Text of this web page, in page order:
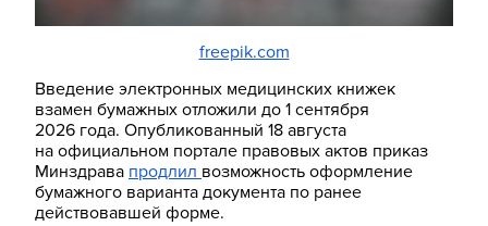
freepik.com
Введение электронных медицинских книжек
взамен бумажных отложили до 1 сентября
2026 года. Опубликованный 18 августа
на официальном портале правовых актов приказ
Минздрава продлил возможность оформление
бумажного варианта документа по ранее
действовавшей форме.